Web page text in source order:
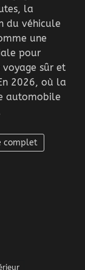
la
du véhicule
une
pour
sûr et
2026, où la
automobile
complet